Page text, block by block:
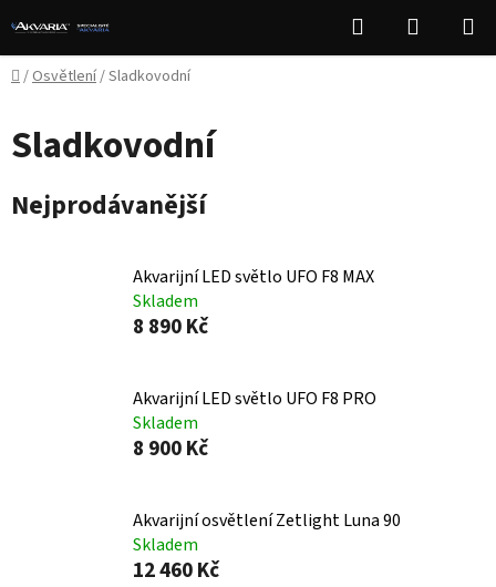
na
obsah
Hledat
KOŠÍK
Domů
/Osvětlení/Sladkovodní
Sladkovodní
Nejprodávanější
Akvarijní LED světlo UFO F8 MAX
Skladem
8 890 Kč
Akvarijní LED světlo UFO F8 PRO
Skladem
8 900 Kč
Akvarijní osvětlení Zetlight Luna 90
Skladem
12 460 Kč